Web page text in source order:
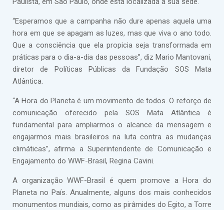
“Esperamos que a campanha não dure apenas aquela uma
hora em que se apagam as luzes, mas que viva o ano todo.
Que a consciência que ela propicia seja transformada em
práticas para o dia-a-dia das pessoas”, diz Mario Mantovani,
diretor de Políticas Públicas da Fundação SOS Mata
Atlântica.
“A Hora do Planeta é um movimento de todos. O reforço de
comunicação oferecido pela SOS Mata Atlântica é
fundamental para ampliarmos o alcance da mensagem e
engajarmos mais brasileiros na luta contra as mudanças
climáticas”, afirma a Superintendente de Comunicação e
Engajamento do WWF-Brasil, Regina Cavini.
A organização WWF-Brasil é quem promove a Hora do
Planeta no País. Anualmente, alguns dos mais conhecidos
monumentos mundiais, como as pirâmides do Egito, a Torre